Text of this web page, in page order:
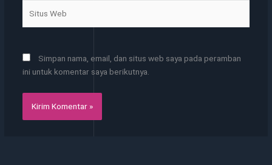
Web
Simpan nama, email, dan situs web saya pada peramban
ini untuk komentar saya berikutnya.